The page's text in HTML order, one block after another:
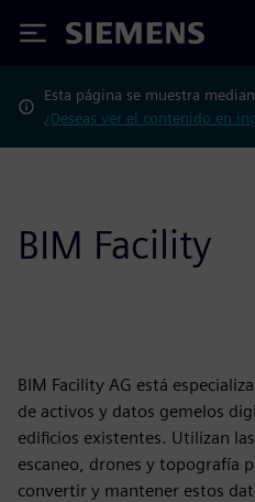
Siemens
Esta página se muestra
¿Deseas ver el contenido en
BIM Facility
BIM Facility AG está
de activos y datos gemelos
edificios existentes. Utilizan
escaneo, drones y topografía
convertir y mantener estos